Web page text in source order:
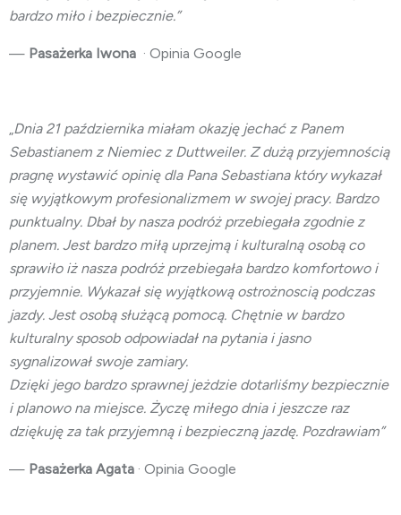
bardzo miło i bezpiecznie.”
— Pasażerka Iwona · Opinia Google
„Dnia 21 października miałam okazję jechać z Panem
Sebastianem z Niemiec z Duttweiler. Z dużą przyjemnością
pragnę wystawić opinię dla Pana Sebastiana który wykazał
się wyjątkowym profesionalizmem w swojej pracy. Bardzo
punktualny. Dbał by nasza podróż przebiegała zgodnie z
planem. Jest bardzo miłą uprzejmą i kulturalną osobą co
sprawiło iż nasza podróż przebiegała bardzo komfortowo i
przyjemnie. Wykazał się wyjątkową ostrożnoscią podczas
jazdy. Jest osobą służącą pomocą. Chętnie w bardzo
kulturalny sposob odpowiadał na pytania i jasno
sygnalizował swoje zamiary.
Dzięki jego bardzo sprawnej jeżdzie dotarliśmy bezpiecznie
i planowo na miejsce. Życzę miłego dnia i jeszcze raz
dziękuję za tak przyjemną i bezpieczną jazdę. Pozdrawiam”
— Pasażerka Agata · Opinia Google